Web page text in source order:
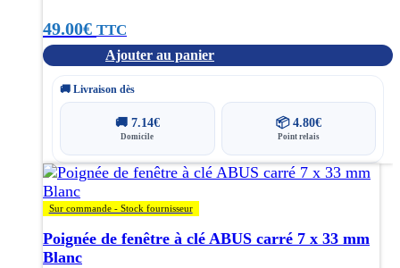
49.00€ TTC
Ajouter au panier
🚚 Livraison dès
🚚 7.14€
Domicile
📦 4.80€
Point relais
Sur commande - Stock fournisseur
Poignée de fenêtre à clé ABUS carré 7 x 33 mm
Blanc